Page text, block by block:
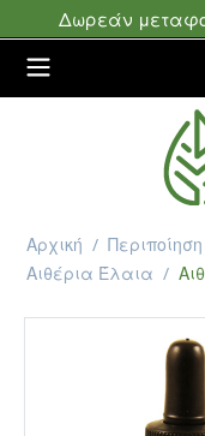
Δωρεάν
Αρχική / Περιποίηση
Αιθέρια Έλαια /